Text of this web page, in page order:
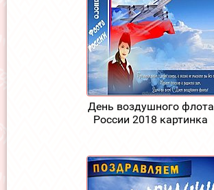
День воздушного флота
России 2018 картинка